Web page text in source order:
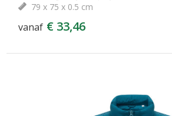
79 x 75 x 0.5 cm
vanaf € 33,46